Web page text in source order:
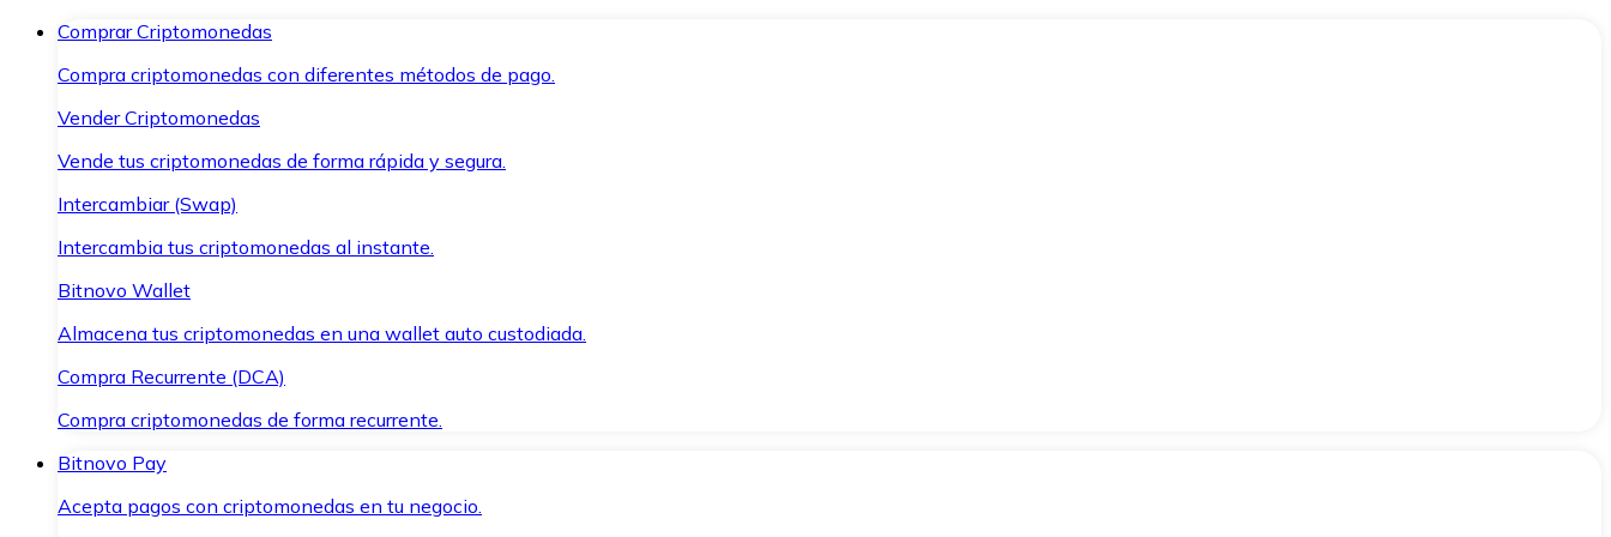
Comprar Criptomonedas
Compra criptomonedas con diferentes métodos de pago.
Vender Criptomonedas
Vende tus criptomonedas de forma rápida y segura.
Intercambiar (Swap)
Intercambia tus criptomonedas al instante.
Bitnovo Wallet
Almacena tus criptomonedas en una wallet auto custodiada.
Compra Recurrente (DCA)
Compra criptomonedas de forma recurrente.
Bitnovo Pay
Acepta pagos con criptomonedas en tu negocio.